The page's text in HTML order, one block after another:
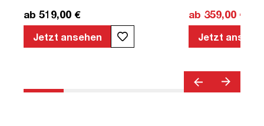
Höhenverstellbar | Verstellbare
Sitztiefe | Verstellbare Armlehnen |
Verstellbare Sitzneigung | Verstellbare
ab 519,00 €
Jetzt ansehen
Kindersicherung |
Steckertyp C
ab 359,00 €
Jetzt